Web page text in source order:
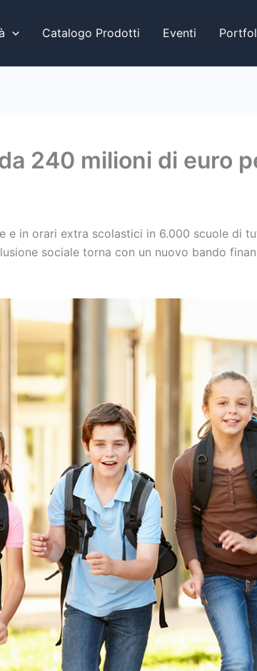
Catalogo Prodotti Eventi
240 milioni di euro
in orari extra scolastici in 6.000 scuole di
sociale torna con un nuovo bando